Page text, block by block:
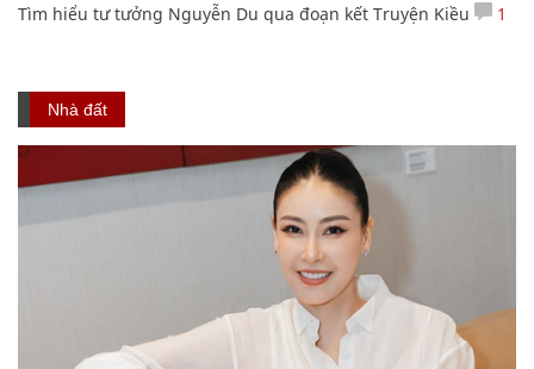
Tìm hiểu tư tưởng Nguyễn Du qua đoạn kết Truyện Kiều 1
Nhà đất